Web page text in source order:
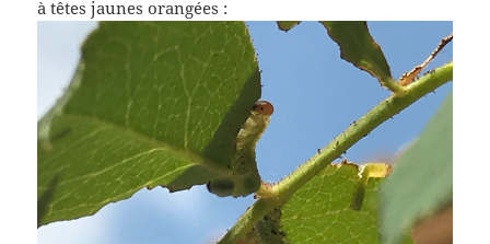
à têtes jaunes orangées :